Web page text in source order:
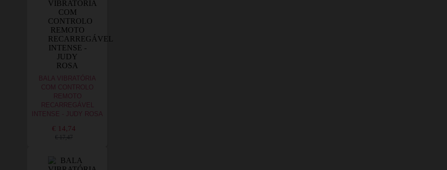
BALA VIBRATÓRIA
COM CONTROLO
REMOTO
RECARREGÁVEL
INTENSE - JUDY ROSA
€ 14,74
€ 17,47